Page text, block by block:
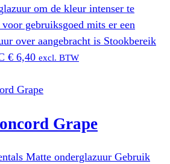
om de kleur intenser te
gebruiksgoed mits er een
over aangebracht is Stookbereik
€ 6,40 excl. BTW
Grape
Matte onderglazuur Gebruik